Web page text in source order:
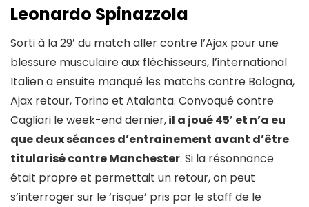
Leonardo Spinazzola
Sorti à la 29′ du match aller contre l’Ajax pour une
blessure musculaire aux fléchisseurs, l’international
Italien a ensuite manqué les matchs contre Bologna,
Ajax retour, Torino et Atalanta. Convoqué contre
Cagliari le week-end dernier,il a joué 45′ et n’a eu
que deux séances d’entrainement avant d’être
titularisé contre Manchester. Si la résonnance
était propre et permettait un retour, on peut
s’interroger sur le ‘risque’ pris par le staff de le